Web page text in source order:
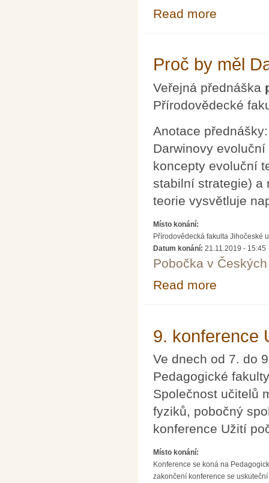
Read more
Proč by měl
Veřejná přednáška
Přírodovědecké
Anotace
Darwinovy
koncepty evoluční
stabilní strategie) a
teorie vysvětluje
Místo konání:
Přírodovědecká fakulta Jihočeské
Datum konání: 21.11.2019 - 15:45
Pobočka v
Read more
9. konference
Ve dnech od 7. do
Pedagogické
Společnost učitelů
fyziků, pobočný
konference Užití
Místo konání:
Konference se koná na
zakončení konference se